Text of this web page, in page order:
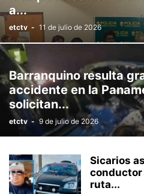
a...
etctv - 11 de julio de 2026
Barranquino resulta
accidente en la
solicitan...
etctv - 9 de julio de 2026
Sicarios
conductor
ruta...